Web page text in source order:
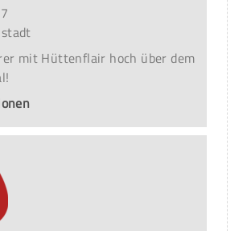
mit Hüttenflair hoch über dem